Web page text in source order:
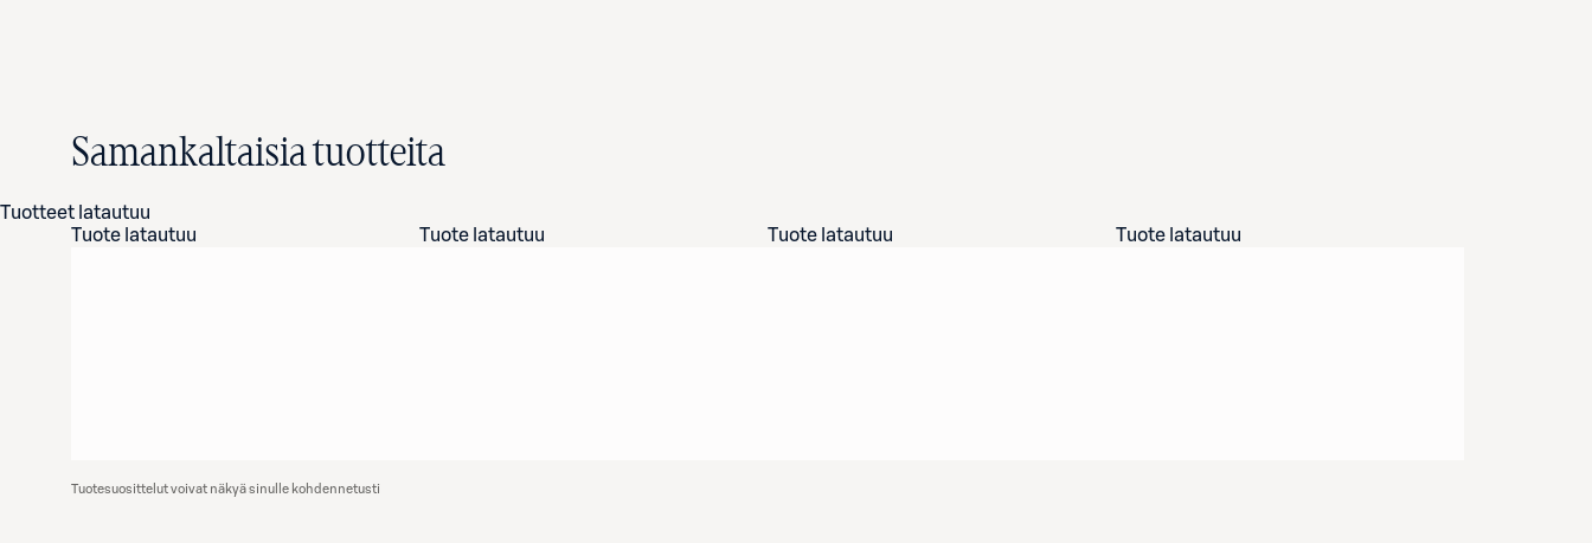
Samankaltaisia tuotteita
Tuotteet latautuu
Tuote latautuu
Tuote latautuu Tuote latautuu Tuote latautuu
Tuotesuosittelut voivat näkyä sinulle kohdennetusti